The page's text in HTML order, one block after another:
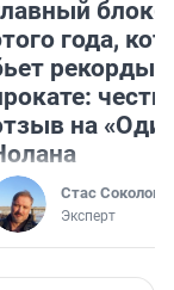
года,
рекорды в
на
Стас Соколов
Эксперт